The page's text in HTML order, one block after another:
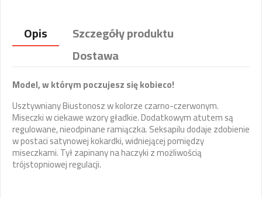
Opis
Szczegóły produktu
Dostawa
Model, w którym poczujesz się kobieco!
Usztywniany Biustonosz w kolorze czarno-czerwonym.
Miseczki w ciekawe wzory gładkie. Dodatkowym atutem są
regulowane, nieodpinane ramiączka. Seksapilu dodaje zdobienie
w postaci satynowej kokardki, widniejącej pomiędzy
miseczkami. Tył zapinany na haczyki z możliwością
trójstopniowej regulacji.